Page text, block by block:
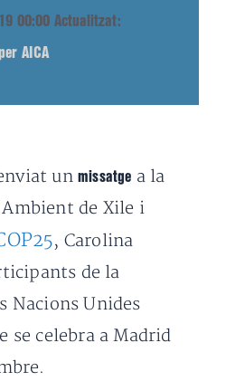
00:00 Actualitzat:
AICA
unmissatge a la
de Xile i
, Carolina
de la
Nacions Unides
se celebra a Madrid